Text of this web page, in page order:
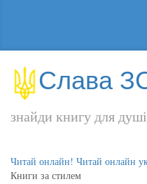
Слава
знайди книгу для
Читай онлайн! Читай онлайн
Книги за стилем